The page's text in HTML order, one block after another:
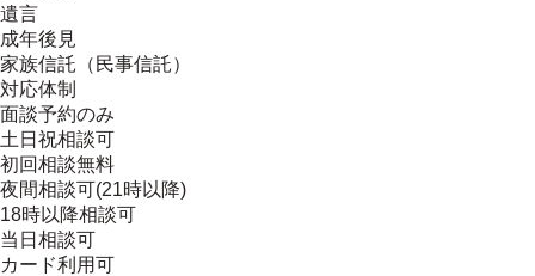
遺言
成年後見
家族信託（民事信託）
対応体制
面談予約のみ
土日祝相談可
初回相談無料
夜間相談可(21時以降)
18時以降相談可
当日相談可
カード利用可